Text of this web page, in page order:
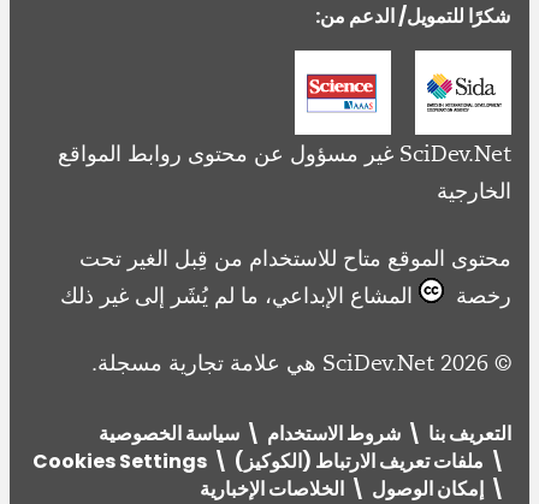
شكرًا للتمويل/ الدعم من:
SciDev.Net غير مسؤول عن محتوى روابط المواقع
الخارجية
محتوى الموقع متاح للاستخدام من قِبل الغير تحت
رخصة
المشاع الإبداعي، ما لم يُشَر إلى غير ذلك
© 2026 SciDev.Net هي علامة تجارية مسجلة.
التعريف بنا شروط الاستخدام
سياسة الخصوصية
ملفات تعريف الارتباط (الكوكيز)
Cookies Settings
إمكان الوصول
الخلاصات الإخبارية